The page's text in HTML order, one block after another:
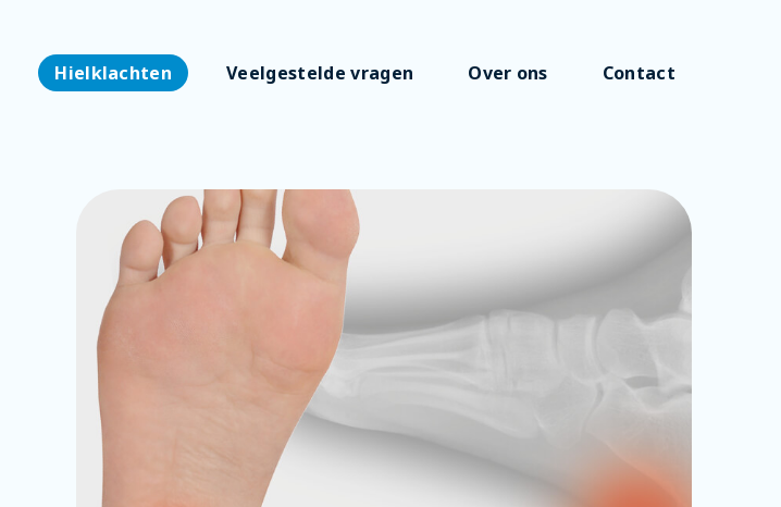
Hielklachten Veelgestelde vragen Over ons Contact